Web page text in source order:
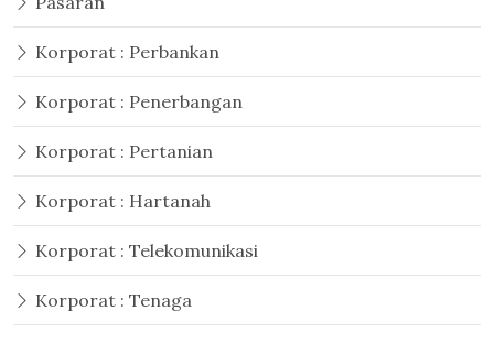
Korporat : Perbankan
Korporat : Penerbangan
Korporat : Pertanian
Korporat : Hartanah
Korporat : Telekomunikasi
Korporat : Tenaga